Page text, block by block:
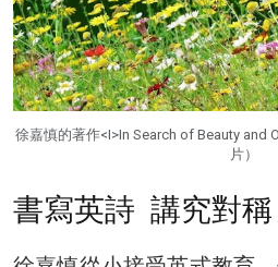
徐嘉慎的著作<I>In Search of Beauty and
片）
書寫英詩 講究對稱